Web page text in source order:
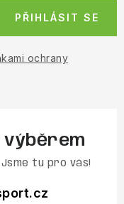
ochrany
PŘIHLÁSIT SE
výběrem
tu pro vás!